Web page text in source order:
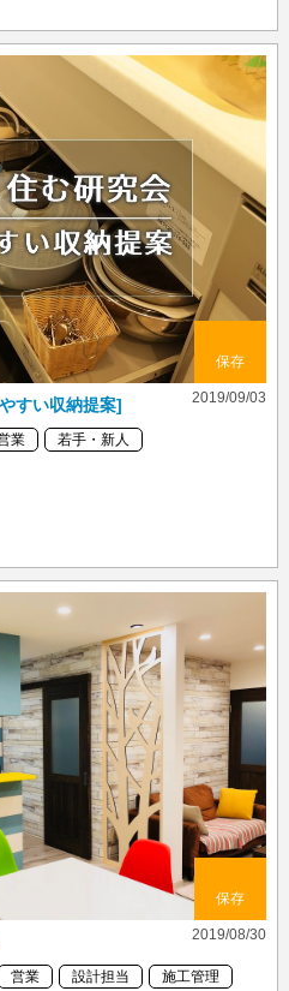
保存
2019/09/03
すい収納提案]
業 若手・新人
保存
2019/08/30
営業 設計担当 施工管理